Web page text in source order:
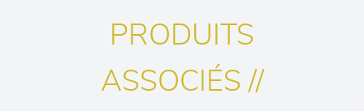
PRODUITS
ASSOCIÉS //